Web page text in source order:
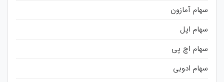
سهام آمازون
سهام اپل
سهام اچ پی
سهام ادوبی